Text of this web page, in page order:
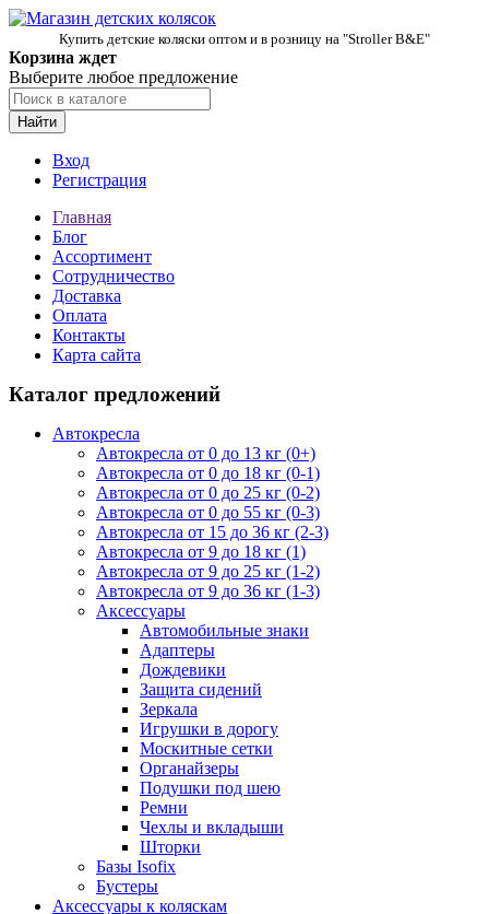
Купить детские коляски оптом и в розницу на "Stroller B&E"
Корзина ждет
Выберите любое предложение
Найти
Вход
Регистрация
Главная
Блог
Ассортимент
Сотрудничество
Доставка
Оплата
Контакты
Карта сайта
Каталог предложений
Автокресла
Автокресла от 0 до 13 кг (0+)
Автокресла от 0 до 18 кг (0-1)
Автокресла от 0 до 25 кг (0-2)
Автокресла от 0 до 55 кг (0-3)
Автокресла от 15 до 36 кг (2-3)
Автокресла от 9 до 18 кг (1)
Автокресла от 9 до 25 кг (1-2)
Автокресла от 9 до 36 кг (1-3)
Аксессуары
Автомобильные знаки
Адаптеры
Дождевики
Защита сидений
Зеркала
Игрушки в дорогу
Москитные сетки
Органайзеры
Подушки под шею
Ремни
Чехлы и вкладыши
Шторки
Базы Isofix
Бустеры
Аксессуары к коляскам